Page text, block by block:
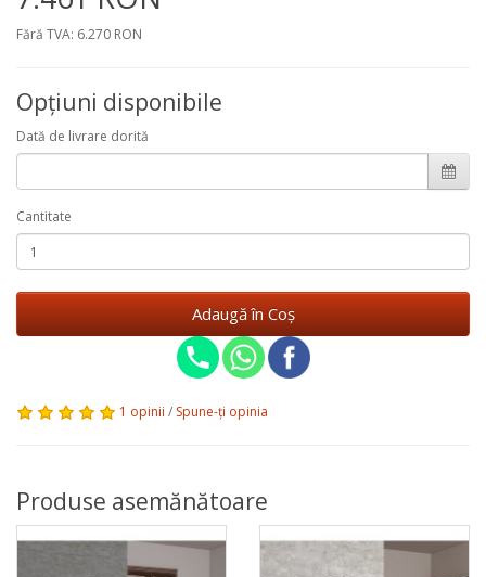
Fără TVA: 6.270 RON
Opţiuni disponibile
Dată de livrare dorită
Cantitate
Adaugă în Coş
1 opinii / Spune-ţi opinia
Produse asemănătoare